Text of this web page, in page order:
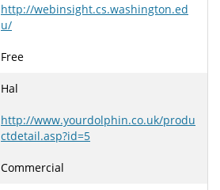
http://webinsight.cs.washington.ed
u/
Free
Hal
http://www.yourdolphin.co.uk/produ
ctdetail.asp?id=5
Commercial